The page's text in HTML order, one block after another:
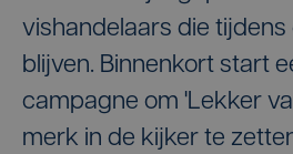
vishandelaars die tijdens
blijven. Binnenkort start
campagne om 'Lekker
merk in de kijker te